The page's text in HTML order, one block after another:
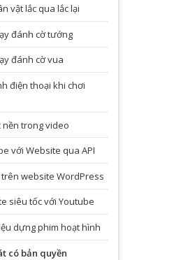
vật lắc qua lắc lại
đánh cờ tướng
đánh cờ vua
điện thoại khi chơi
nền trong video
với Website qua API
website WordPress
siêu tốc với Youtube
dựng phim hoạt hình
có bản quyền